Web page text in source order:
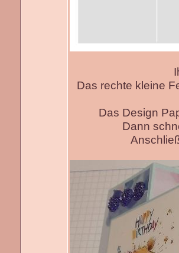
Das rechte kleine
Das Design
Dann